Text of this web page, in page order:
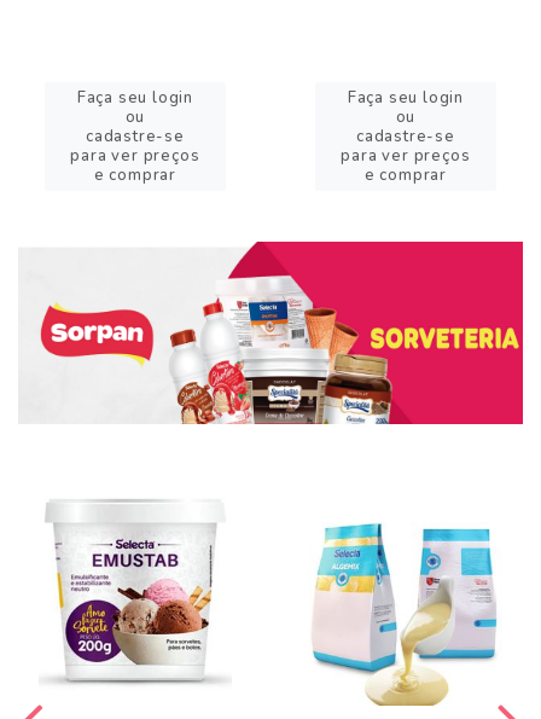
Faça seu login
ou
cadastre-se
para ver preços
e comprar
Faça seu login
ou
cadastre-se
para ver preços
e comprar